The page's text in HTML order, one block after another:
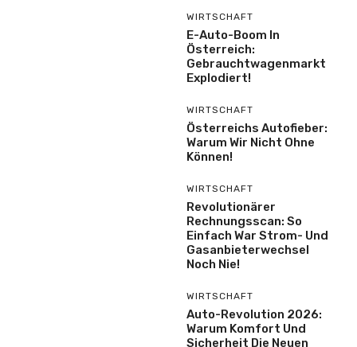
WIRTSCHAFT
E-Auto-Boom In
Österreich:
Gebrauchtwagenmarkt
Explodiert!
WIRTSCHAFT
Österreichs Autofieber:
Warum Wir Nicht Ohne
Können!
WIRTSCHAFT
Revolutionärer
Rechnungsscan: So
Einfach War Strom- Und
Gasanbieterwechsel
Noch Nie!
WIRTSCHAFT
Auto-Revolution 2026:
Warum Komfort Und
Sicherheit Die Neuen